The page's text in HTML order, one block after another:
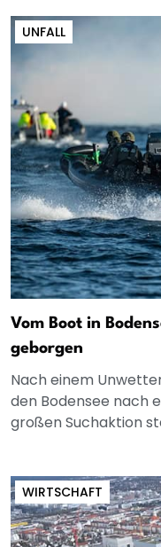
UNFALL
Vom Boot in
geborgen
Nach einem
den Bodensee nach
großen Suchaktion
WIRTSCHAFT